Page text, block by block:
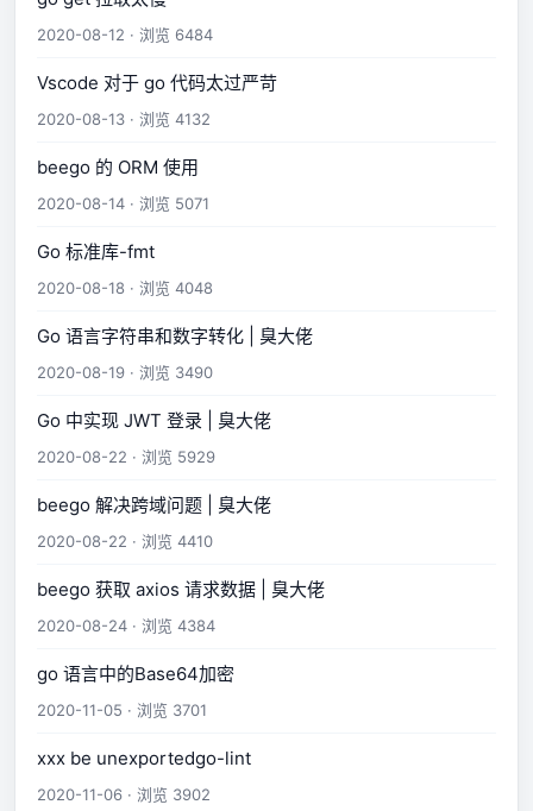
2020-08-12 · 浏览 6484
Vscode 对于 go 代码太过严苛
2020-08-13 · 浏览 4132
beego 的 ORM 使用
2020-08-14 · 浏览 5071
Go 标准库-fmt
2020-08-18 · 浏览 4048
Go 语言字符串和数字转化 | 臭大佬
2020-08-19 · 浏览 3490
Go 中实现 JWT 登录 | 臭大佬
2020-08-22 · 浏览 5929
beego 解决跨域问题 | 臭大佬
2020-08-22 · 浏览 4410
beego 获取 axios 请求数据 | 臭大佬
2020-08-24 · 浏览 4384
go 语言中的Base64加密
2020-11-05 · 浏览 3701
xxx be unexportedgo-lint
2020-11-06 · 浏览 3902